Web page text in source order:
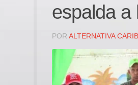
espalda a
POR ALTERNATIVA